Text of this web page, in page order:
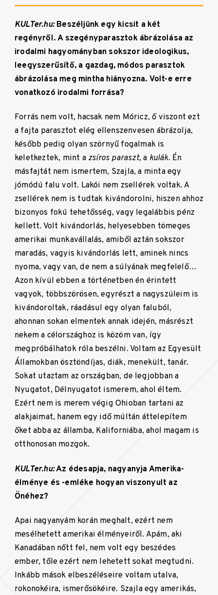
KULTer.hu:Beszéljünk egy kicsit a két
regényről. A szegényparasztok ábrázolása az
irodalmi hagyományban sokszor ideologikus,
leegyszerűsítő, a gazdag, módos parasztok
ábrázolása meg mintha hiányozna. Volt-e erre
vonatkozó irodalmi forrása?
Forrás nem volt, hacsak nem Móricz, ő viszont ezt
a fajta parasztot elég ellenszenvesen ábrázolja,
később pedig olyan szörnyű fogalmak is
keletkeztek, mint a zsíros paraszt,a kulák. Én
másfajtát nem ismertem, Szajla, a minta egy
jómódú falu volt. Lakói nem zsellérek voltak. A
zsellérek nem is tudtak kivándorolni, hiszen ahhoz
bizonyos fokú tehetősség, vagy legalábbis pénz
kellett. Volt kivándorlás, helyesebben tömeges
amerikai munkavállalás, amiből aztán sokszor
maradás, vagyis kivándorlás lett, aminek nincs
nyoma, vagy van, de nem a súlyának megfelelő…
Azon kívül ebben a történetben én érintett
vagyok, többszörösen, egyrészt a nagyszüleim is
kivándoroltak, ráadásul egy olyan faluból,
ahonnan sokan elmentek annak idején, másrészt
nekem a célországhoz is közöm van, így
megpróbálhatok róla beszélni. Voltam az Egyesült
Államokban ösztöndíjas, diák, menekült, tanár.
Sokat utaztam az országban, de legjobban a
Nyugatot, Délnyugatot ismerem, ahol éltem.
Ezért nem is merem végig Ohioban tartani az
alakjaimat, hanem egy idő múltán áttelepítem
őket abba az államba, Kaliforniába, ahol magam is
otthonosan mozgok.
KULTer.hu:Az édesapja, nagyanyja Amerika-
élménye és -emléke hogyan viszonyult az
Önéhez?
Apai nagyanyám korán meghalt, ezért nem
mesélhetett amerikai élményeiről. Apám, aki
Kanadában nőtt fel, nem volt egy beszédes
ember, tőle ezért nem lehetett sokat megtudni.
Inkább mások elbeszéléseire voltam utalva,
rokonokéira, ismerősökéire. Szajla egy amerikás,